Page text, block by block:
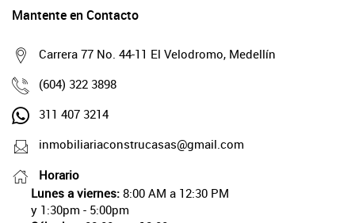
Mantente en Contacto
Carrera 77 No. 44-11 El Velodromo, Medellín
(604) 322 3898
311 407 3214
inmobiliariaconstrucasas@gmail.com
Horario
Lunes a viernes: 8:00 AM a 12:30 PM
y 1:30pm - 5:00pm